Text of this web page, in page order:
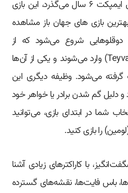
با این که از انتشار گنشین ایمپکت ۶ سال می‌گذرد، این بازی
بازی های جهان باز مشاهده
شروع می‌شود که از
سیاره‌ای دیگر به تِیوات (Teyvat) وارد می‌شوند و یکی از آن‌ها
می‌شود. وظیفه دیگری این
دلیل گم شدن برادر یا خواهر خود
شما در ابتدای بازی، می‌توانید
را بازی کنید.
با کاراکترهای زیادی آشنا
باس فایت‌ها، نقشه‌های گسترده